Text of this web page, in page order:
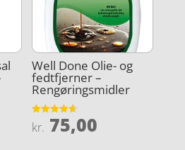
Well Done Olie- og
fedtfjerner –
Rengøringsmidler
Vurderet
4.6
kr. 75,00